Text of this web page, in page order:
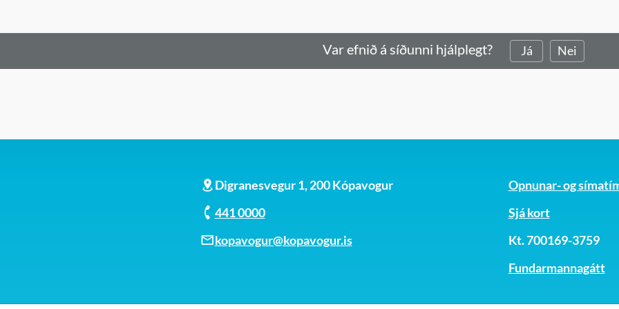
Var efnið á síðunni hjálplegt? Já Nei
Digranesvegur 1, 200 Kópavogur
441 0000
kopavogur@kopavogur.is
Opnunar- og
Sjá kort
Kt. 700169-3759
Fundarmannagátt